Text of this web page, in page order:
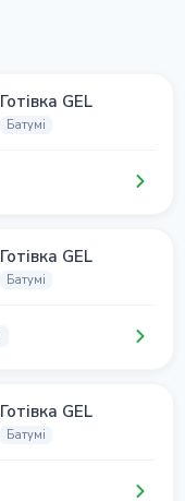
Готівка GEL
Батумі
Готівка GEL
Батумі
Готівка GEL
Батумі